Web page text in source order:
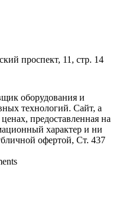
проспект, 11, стр. 14
оборудования и
технологий. Сайт, а
предоставленная на
характер и ни
офертой, Ст. 437